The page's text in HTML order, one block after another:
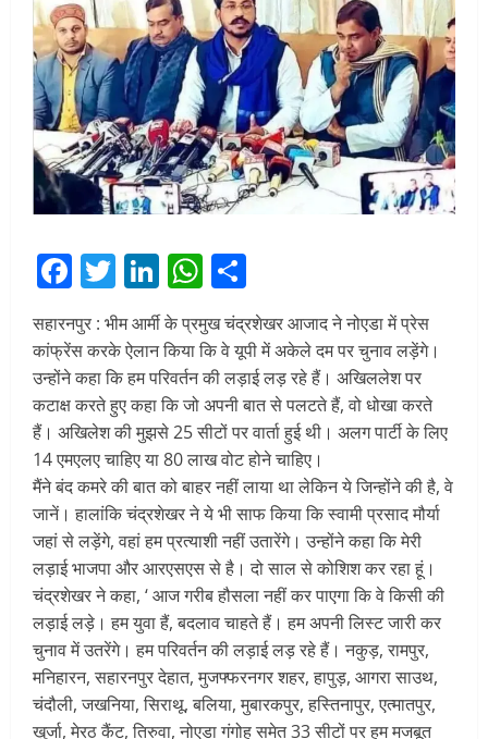
Facebook
Twitter
LinkedIn
WhatsApp
सहारनपुर : भीम आर्मी के प्रमुख चंद्रशेखर आजाद ने नोएडा में प्रेस
कांफ्रेंस करके ऐलान किया कि वे यूपी में अकेले दम पर चुनाव लड़ेंगे।
उन्होंने कहा कि हम परिवर्तन की लड़ाई लड़ रहे हैं। अखिललेश पर
कटाक्ष करते हुए कहा कि जो अपनी बात से पलटते हैं, वो धोखा करते
हैं। अखिलेश की मुझसे 25 सीटों पर वार्ता हुई थी। अलग पार्टी के लिए
14 एमएलए चाहिए या 80 लाख वोट होने चाहिए।
मैंने बंद कमरे की बात को बाहर नहीं लाया था लेकिन ये जिन्होंने की है, वे
जानें। हालांकि चंद्रशेखर ने ये भी साफ किया कि स्वामी प्रसाद मौर्या
जहां से लड़ेंगे, वहां हम प्रत्याशी नहीं उतारेंगे। उन्होंने कहा कि मेरी
लड़ाई भाजपा और आरएसएस से है। दो साल से कोशिश कर रहा हूं।
चंद्रशेखर ने कहा, ‘ आज गरीब हौसला नहीं कर पाएगा कि वे किसी की
लड़ाई लड़े। हम युवा हैं, बदलाव चाहते हैं। हम अपनी लिस्ट जारी कर
चुनाव में उतरेंगे। हम परिवर्तन की लड़ाई लड़ रहे हैं। नकुड़, रामपुर,
मनिहारन, सहारनपुर देहात, मुजफ्फरनगर शहर, हापुड़, आगरा साउथ,
चंदौली, जखनिया, सिराथू, बलिया, मुबारकपुर, हस्तिनापुर, एत्मातपुर,
खुर्जा, मेरठ कैंट, तिरुवा, नोएडा गंगोह समेत 33 सीटों पर हम मजबूत